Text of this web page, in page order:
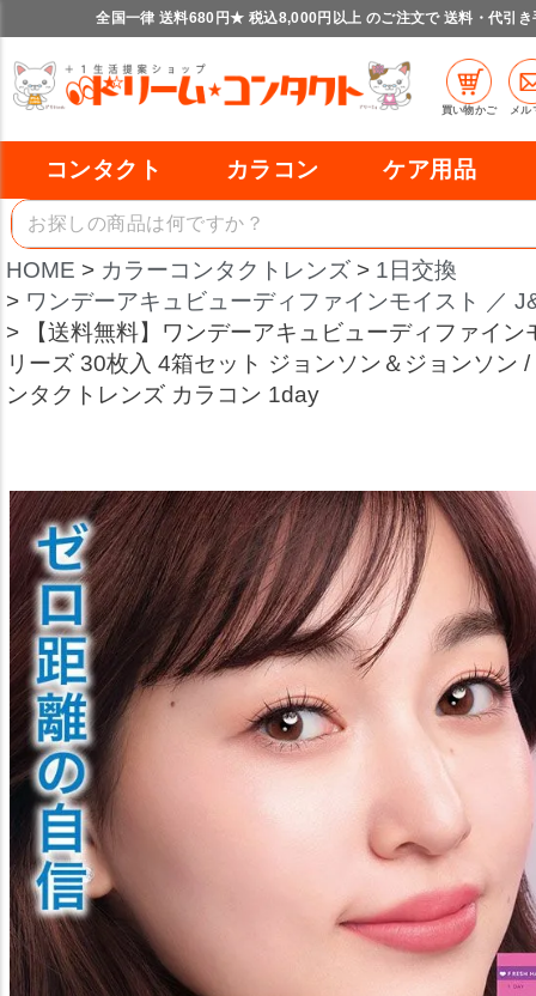
全国一律 送料680円★ 税込8,000円以上 のご注文で 送料・代引き
買い物かご メル
コンタクト カラコン ケア用品
HOME カラーコンタクトレンズ
1日交換
ワンデーアキュビューディファインモイスト ／
【送料無料】ワンデーアキュビューディファイ
リーズ 30枚入 4箱セット ジョンソン＆ジョンソン
ンタクトレンズ カラコン 1day